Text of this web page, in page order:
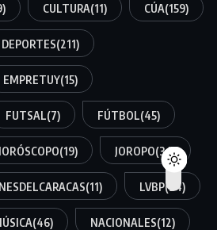
CULTURA(11) CÚA(159)
DEPORTES(211)
EMPRETUY(15)
FUTSAL(7) FÚTBOL(45)
(19) JOROPO(34)
(11) LVBP(34)
(46) NACIONALES(12)